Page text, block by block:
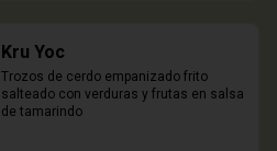
Kru Yoc
Trozos de cerdo empanizado frito
salteado con verduras y frutas en salsa
de tamarindo